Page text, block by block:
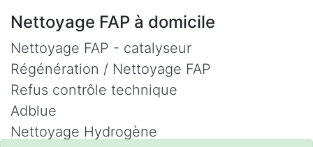
Nettoyage FAP à domicile
Nettoyage FAP - catalyseur
Régénération / Nettoyage FAP
Refus contrôle technique
Adblue
Nettoyage Hydrogène